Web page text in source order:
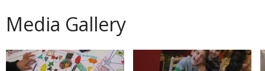
Media Gallery